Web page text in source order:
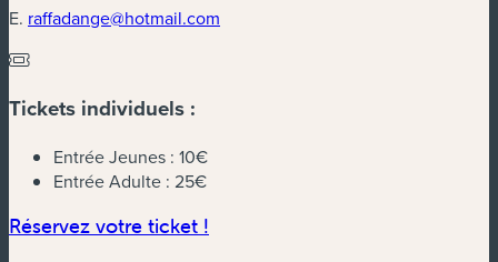
E. raffadange@hotmail.com
Tickets individuels :
Entrée Jeunes : 10€
Entrée Adulte : 25€
Réservez votre ticket !